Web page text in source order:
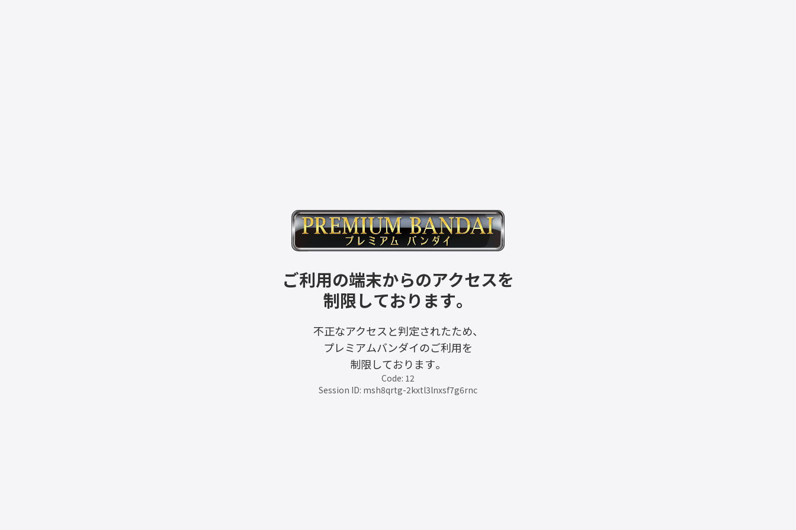
ご利用の端末からのアクセスを
制限しております。
不正なアクセスと判定されたため、
プレミアムバンダイのご利用を
制限しております。
Code: 12
Session ID: msh8qrtg-2kxtl3lnxsf7g6rnc